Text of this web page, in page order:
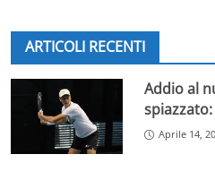
ARTICOLI RECENTI
Addio al
Aprile 14,